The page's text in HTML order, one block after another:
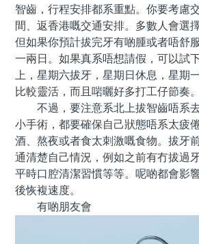
智齒，行程安排都系重點。你要考慮
間、返香港嘅交通安排。多數人會選
但如果你預計拔完牙有啲腫或者唔舒
一兩日。如果真系唔想請假，可以試
上，星期六拔牙，星期日休息，星期
比較靈活，而且啱曬好多打工仔節奏。
不過，要注意系北上拔智齒唔系
小手術，都要確保自己狀態唔系太疲
酒、熬夜或者食太刺激嘅食物。拔牙
通清楚自己情況，例如之前有冇拔過
平時口腔清潔習慣等等。呢啲都會影
後恢複速度。
有啲朋友會